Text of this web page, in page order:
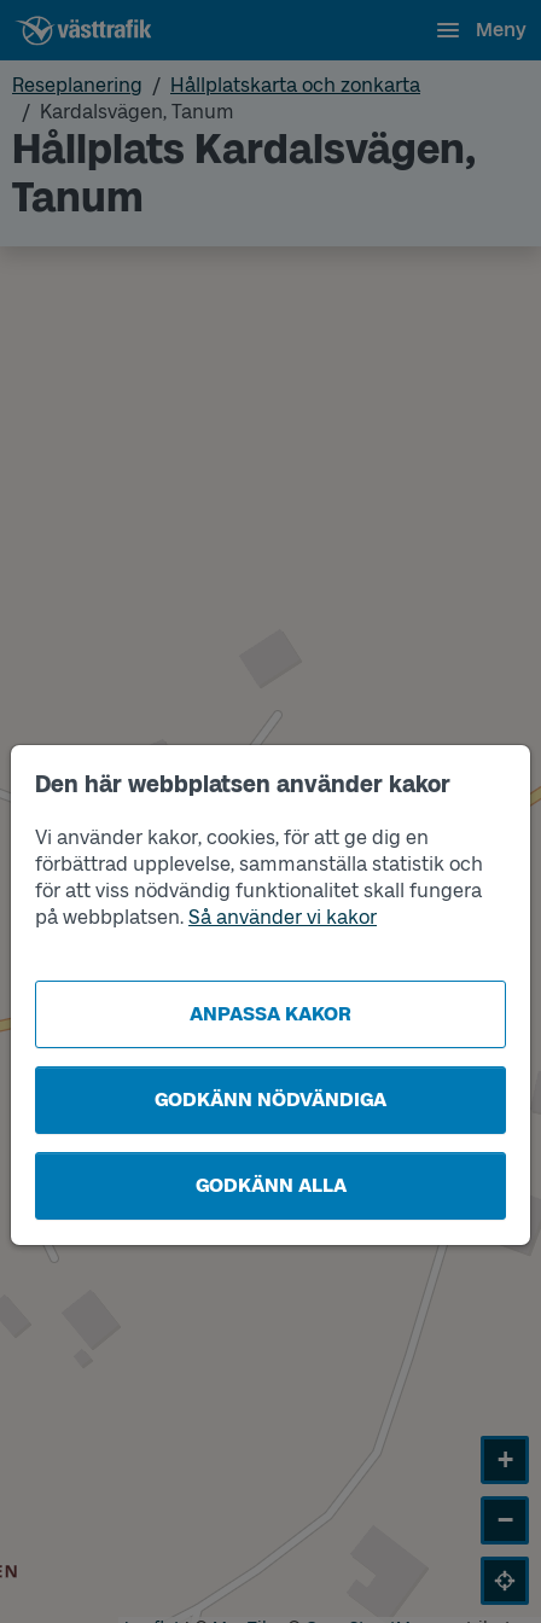
Den här webbplatsen använder kakor
Vi använder kakor, cookies, för att ge dig en
förbättrad upplevelse, sammanställa statistik och
för att viss nödvändig funktionalitet skall fungera
på webbplatsen. Så använder vi kakor
ANPASSA KAKOR
GODKÄNN NÖDVÄNDIGA
GODKÄNN ALLA
Meny
Reseplanering
Hållplatskarta och zonkarta
Kardalsvägen, Tanum
Hållplats Kardalsvägen,
Tanum
Läge
A
Läge
B
+
−